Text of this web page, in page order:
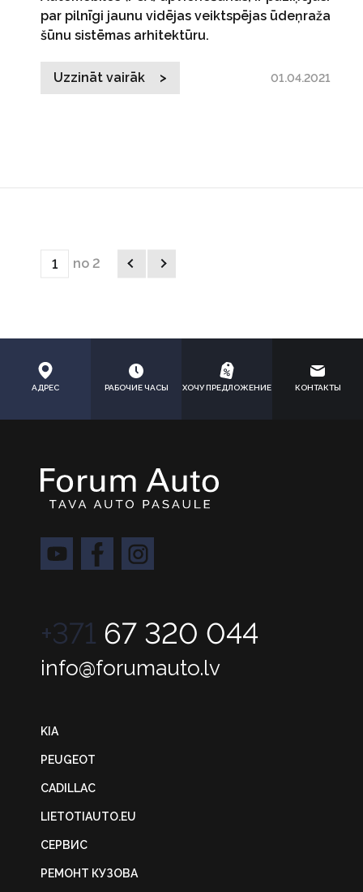
par pilnīgi jaunu vidējas veiktspējas ūdeņraža
šūnu sistēmas arhitektūru.
Uzzināt vairāk > 01.04.2021
no 2
АДРЕС РАБОЧИЕ ЧАСЫ ХОЧУ ПРЕДЛОЖЕНИЕ КОНТАКТЫ
KIA
PEUGEOT
CADILLAC
LIETOTIAUTO.EU
СЕРВИС
РЕМОНТ КУЗОВА
+371 67 320 044
info@forumauto.lv